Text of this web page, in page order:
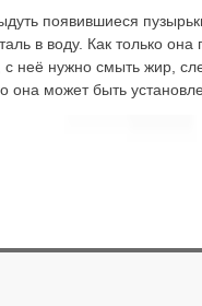
появившиеся
в воду. Как только она
с неё нужно смыть жир,
она может быть